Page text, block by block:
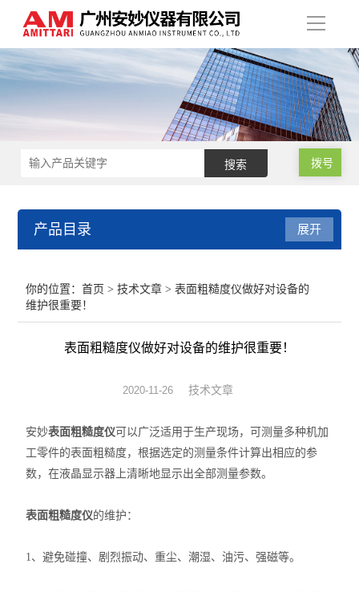
导
拨号
产品目录
超声波测厚仪
硬度计
表面粗糙度仪
展开
你的位置：首页 >技术文章 > 表面粗糙度仪做好对设备的
维护很重要！
表面粗糙度仪做好对设备的维护很重要！
2020-11-26 技术文章
安妙表面粗糙度仪可以广泛适用于生产现场，可测量多种机加
工零件的表面粗糙度，根据选定的测量条件计算出相应的参
数，在液晶显示器上清晰地显示出全部测量参数。
表面粗糙度仪的维护：
1、避免碰撞、剧烈振动、重尘、潮湿、油污、强磁等。